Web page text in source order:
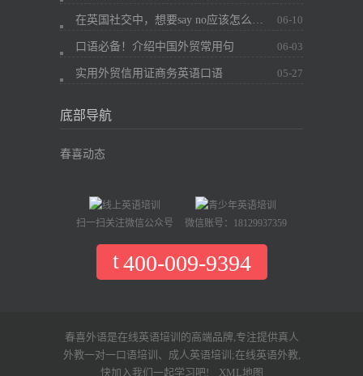
06-10
口语必备！介绍中国外贸常用句 06-03
实用外贸信用证商务英语口语 05-27
底部导航
春喜动态
扫一扫关注微信公众号 微信账号：18129937359
400-009-9394
春喜外语是在线英语培训的高端品牌,专注提供真人
外教一对一口语培训、成人英语培训;在线英语外教,
快加入我们一起学习吧! XML地图